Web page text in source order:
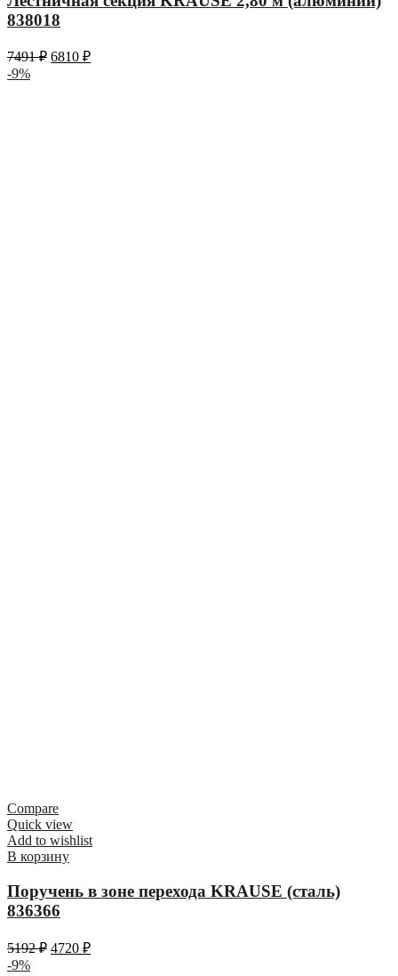
838018
7491₽ 6810 ₽
-9%
Compare
Quick view
Add to wishlist
В корзину
Поручень в зоне перехода KRAUSE (сталь)
836366
5192₽ 4720 ₽
-9%